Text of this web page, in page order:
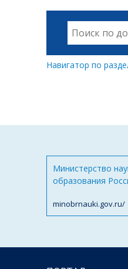
Навигатор по
Министерство
образования
minobrnauki.gov.ru/